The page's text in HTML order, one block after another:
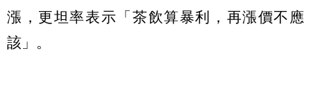
漲，更坦率表示「茶飲算暴利，再漲價不應
該」。